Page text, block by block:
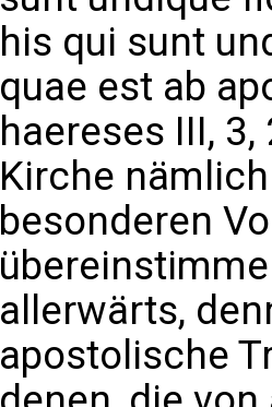
his qui sunt
quae est ab
haereses III,
Kirche
besonderen
allerwärts,
apostolische